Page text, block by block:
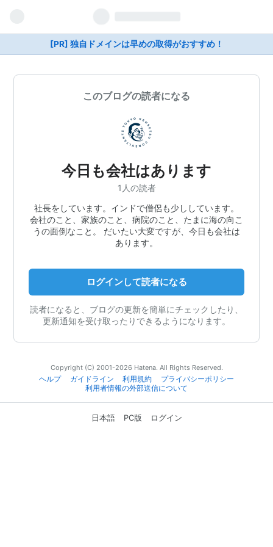
[PR] 独自ドメインは早めの取得がおすすめ！
このブログの読者になる
今日も会社はあります
1人の読者
社長をしています。インドで僧侶も少ししています。
会社のこと、家族のこと、病院のこと、たまに海の向こ
うの面倒なこと。 だいたい大変ですが、今日も会社は
あります。
ログインして読者になる
読者になると、ブログの更新を簡単にチェックしたり、
更新通知を受け取ったりできるようになります。
Copyright (C) 2001-2026 Hatena. All Rights Reserved.
ヘルプ
ガイドライン 利用規約
プライバシーポリシー
利用者情報の外部送信について
日本語 PC版 ログイン